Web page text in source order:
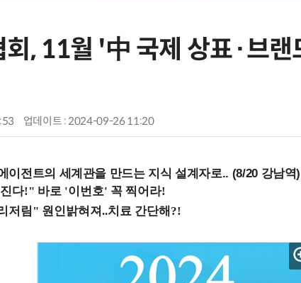
회, 11월 '中 국제 상표·브랜
업데이트 : 2024-09-26 11:20
이전트의 세계관을 만드는 지식 설계자로.. (8/20 강남역)